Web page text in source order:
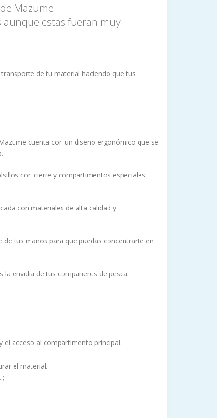
Mazume.
aunque estas fueran muy
de tu material haciendo que tus
cuenta con un diseño ergonómico que se
con cierre y compartimentos especiales
con materiales de alta calidad y
tus manos para que puedas concentrarte en
envidia de tus compañeros de pesca.
el acceso al compartimento principal.
el material.